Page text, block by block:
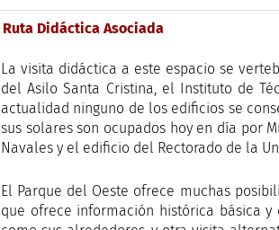
Ruta Didáctica Asociada
La visita didáctica a este espacio se
del Asilo Santa Cristina, el Instituto de
actualidad ninguno de los edificios se
sus solares son ocupados hoy en día por
Navales y el edificio del Rectorado de la
El Parque del Oeste ofrece muchas
que ofrece información histórica básica